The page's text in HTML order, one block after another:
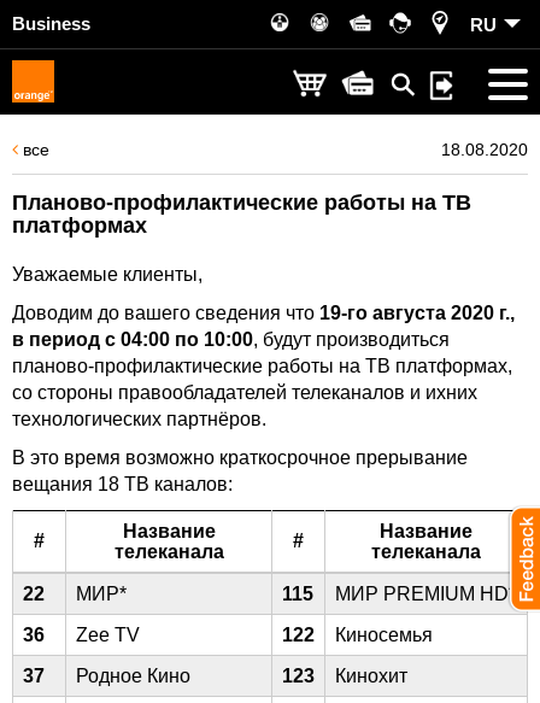
Business RU
все 18.08.2020
Планово-профилактические работы на ТВ
платформах
Уважаемые клиенты,
Доводим до вашего сведения что 19-го августа 2020 г.,
в период с 04:00 по 10:00, будут производиться
планово-профилактические работы на ТВ платформах,
со стороны правообладателей телеканалов и ихних
технологических партнёров.
В это время возможно краткосрочное прерывание
вещания 18 ТВ каналов:
#
Название
телеканала
#
Название
телеканала
22 МИР* 115
МИР PREMIUM HD*
36
Zee TV 122
Киносемья
37
Родное Кино 123
Кинохит